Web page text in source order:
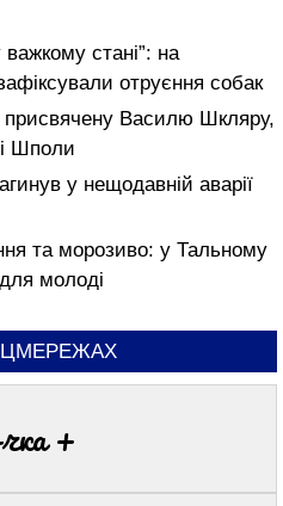
стані”: на
отруєння собак
присвячену Василю Шкляру,
Шполи
у нещодавній аварії
та морозиво: у Тальному
молоді
+